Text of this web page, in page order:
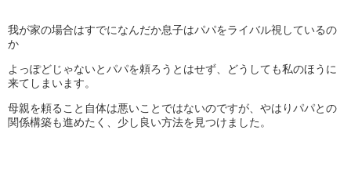
我が家の場合はすでになんだか息子はパパをライバル視しているの
か
よっぽどじゃないとパパを頼ろうとはせず、どうしても私のほうに
来てしまいます。
母親を頼ること自体は悪いことではないのですが、やはりパパとの
関係構築も進めたく、少し良い方法を見つけました。